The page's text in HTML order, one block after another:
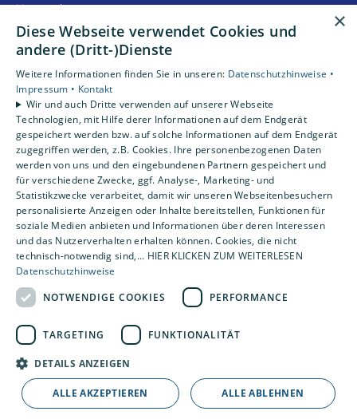
Unternehmen
Kontakt
4,2
×
Diese Webseite verwendet Cookies und
andere (Dritt-)Dienste
Weitere Informationen finden Sie in unseren: Datenschutzhinweise •
Impressum • Kontakt
Wir und auch Dritte verwenden auf unserer Webseite
Technologien, mit Hilfe derer Informationen auf dem Endgerät
gespeichert werden bzw. auf solche Informationen auf dem Endgerät
zugegriffen werden, z.B. Cookies. Ihre personenbezogenen Daten
werden von uns und den eingebundenen Partnern gespeichert und
für verschiedene Zwecke, ggf. Analyse-, Marketing- und
Statistikzwecke verarbeitet, damit wir unseren Webseitenbesuchern
personalisierte Anzeigen oder Inhalte bereitstellen, Funktionen für
soziale Medien anbieten und Informationen über deren Interessen
und das Nutzerverhalten erhalten können. Cookies, die nicht
technisch-notwendig sind,... HIER KLICKEN ZUM WEITERLESEN
Datenschutzhinweise
NOTWENDIGE COOKIES
PERFORMANCE
TARGETING FUNKTIONALITÄT
DETAILS ANZEIGEN
ALLE AKZEPTIEREN ALLE ABLEHNEN